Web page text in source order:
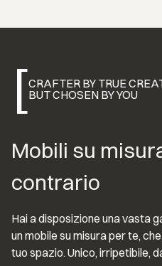
Mobili su
contrario
[CRAFTER BY TRUE
BUT CHOSEN BY YOU
Hai a disposizione una vasta
un mobile su misura per te,
tuo spazio. Unico, irripetibile,